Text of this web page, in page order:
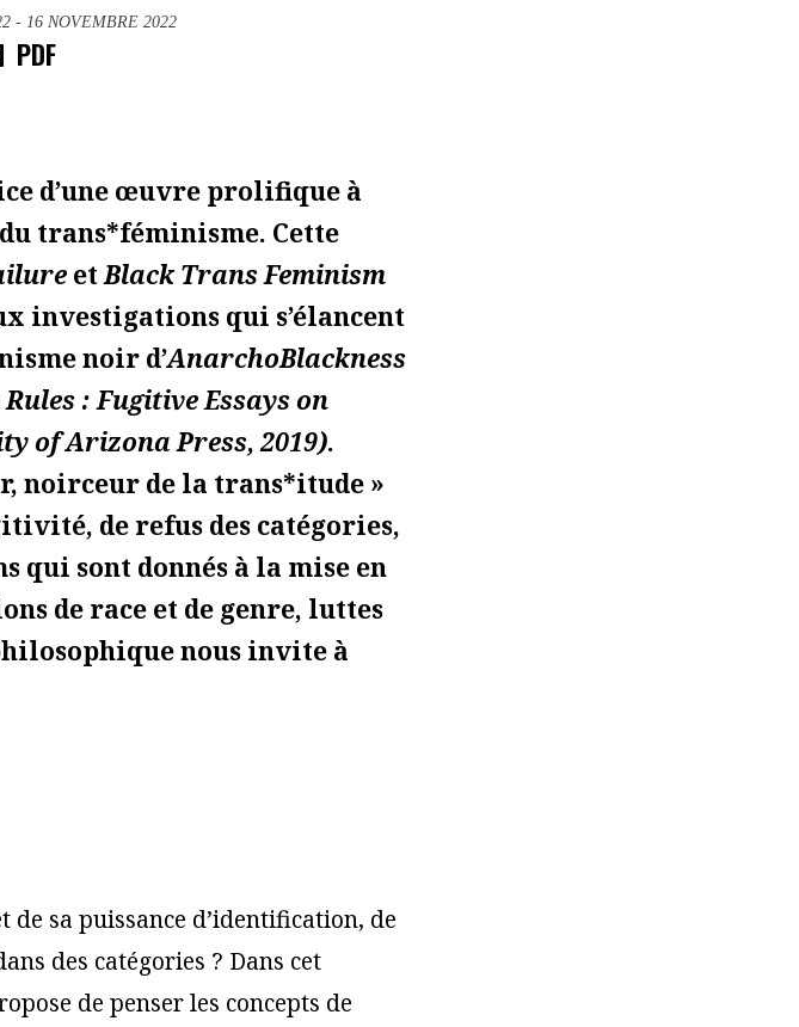
- 16 NOVEMBRE 2022
PDF
d’une œuvre prolifique à
trans*féminisme. Cette
etBlack Trans Feminism
investigations qui s’élancent
noir d’AnarchoBlackness
: Fugitive Essays on
of Arizona Press, 2019).
noirceur de la trans*itude »
de refus des catégories,
qui sont donnés à la mise en
de race et de genre, luttes
nous invite à
sa puissance d’identification, de
des catégories ? Dans cet
de penser les concepts de